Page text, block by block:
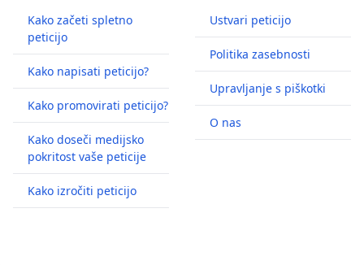
Kako začeti spletno
peticijo
Kako napisati peticijo?
Kako promovirati peticijo?
Kako doseči medijsko
pokritost vaše peticije
Kako izročiti peticijo
Ustvari peticijo
Politika zasebnosti
Upravljanje s piškotki
O nas